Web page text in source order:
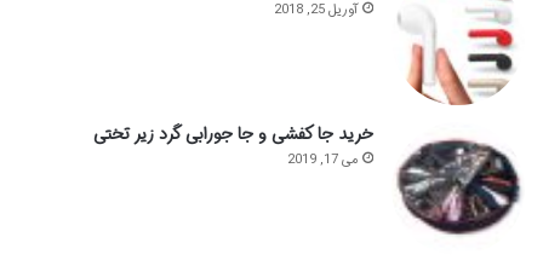
آوریل 25, 2018
خرید جا کفشی و جا جورابی گرد زیر تختی
می 17, 2019